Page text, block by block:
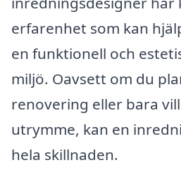
erfarenhet som kan
en funktionell och
miljö. Oavsett om du
renovering eller bara
utrymme, kan en
hela skillnaden.